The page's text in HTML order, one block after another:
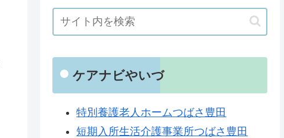
ケアナビやいづ
特別養護老人ホームつばさ豊田
短期入所生活介護事業所つばさ豊田